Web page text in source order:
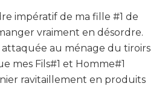
impératif de ma fille #1 de
vraiment en désordre.
attaquée au ménage du tiroirs
mes Fils#1 et Homme#1
ravitaillement en produits